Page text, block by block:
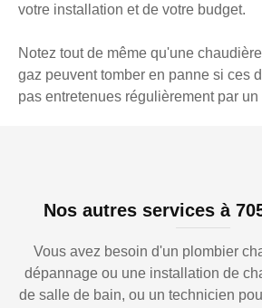
votre installation et de votre budget.
Notez tout de même qu'une
gaz peuvent tomber en panne si ces
pas entretenues régulièrement par
Nos autres services à
Vous avez besoin d'un plombier
dépannage ou une installation de
de salle de bain, ou un technicien